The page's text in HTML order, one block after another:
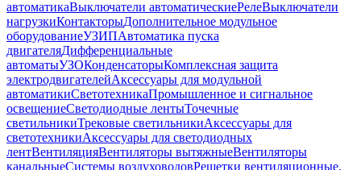
автоматикаВыключатели автоматическиеРелеВыключатели
нагрузкиКонтакторыДополнительное модульное
оборудованиеУЗИПАвтоматика пуска
двигателяДифференциальные
автоматыУЗОКонденсаторыКомплексная защита
электродвигателейАксессуары для модульной
автоматикиСветотехникаПромышленное и сигнальное
освещениеСветодиодные лентыТочечные
светильникиТрековые светильникиАксессуары для
светотехникиАксессуары для светодиодных
лентВентиляцияВентиляторы вытяжныеВентиляторы
канальныеСистемы воздуховодовРешетки вентиляционные,